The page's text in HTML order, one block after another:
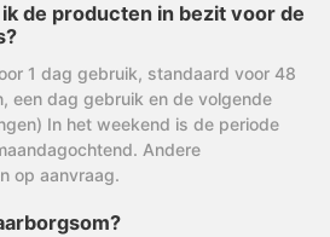
de producten in bezit voor de
1 dag gebruik, standaard voor 48
een dag gebruik en de volgende
In het weekend is de periode
Andere
op aanvraag.